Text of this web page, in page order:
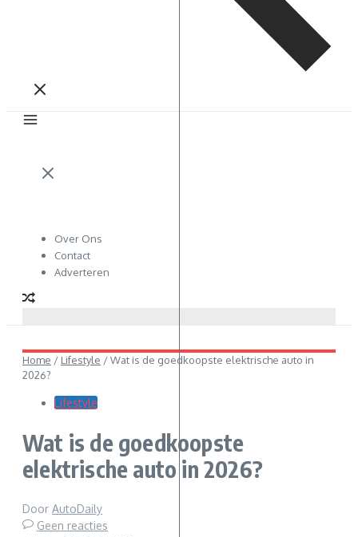
Over Ons
Contact
Adverteren
Home / Lifestyle /Wat is de goedkoopste elektrische auto in
2026?
Lifestyle
Wat is de goedkoopste
elektrische auto in 2026?
Door AutoDaily
Geen reacties